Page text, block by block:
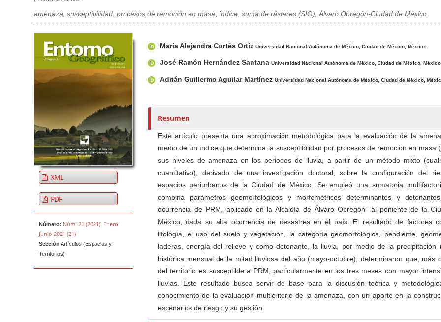
amenaza, susceptibilidad, procesos de remoción en masa, índice, suma de rásteres (SIG),Álvaro Obregón-Ciudad de México
Barra lateral del artículo
XML
PDF
Número: Núm. 21 (2021): Enero-
Junio 2021 (21)
Sección Artículos (Espacios y
Territorios)
u
t
o
r
s
a
María Alejandra Cortés Ortiz Universidad Nacional Autónoma de México, Ciudad de México, México.
José Ramón Hernández Santana Universidad Nacional Autónoma de México, Ciudad de México, México.
Adrián Guillermo Aguilar Martínez Universidad Nacional Autónoma de México, Ciudad de México,
Resumen
Este artículo presenta una aproximación metodológica para la evaluación de la
medio de un índice que determina la susceptibilidad por procesos de remoción en masa
sus niveles de amenaza en los periodos de lluvia, a partir de un método mixto
cuantitativo), derivado de una investigación doctoral, sobre la configuración del
espacios periurbanos de la Ciudad de México. Se empleó una sumatoria
combina parámetros geomorfológicos y morfométricos determinantes y
ocurrencia de PRM, aplicado en la Alcaldía de Álvaro Obregón- al poniente de la
México, dada su alta ocurrencia de desastres en el país. El resultado de factores
litología, el uso del suelo y vegetación, la categoría geomorfológica, pendiente,
laderas, energía del relieve y como detonante, la lluvia, por medio de la precipitación
histórica mensual de la mitad lluviosa del año (mayo-octubre), determinaron que, más
del territorio es susceptible a PRM, particularmente en los tres meses con mayor
lluvias. Este resultado busca servir de base para la discusión teórica y
conocimiento de la evaluación multicriterio de la amenaza, con un aporte en la
escenarios de riesgo y su gestión.